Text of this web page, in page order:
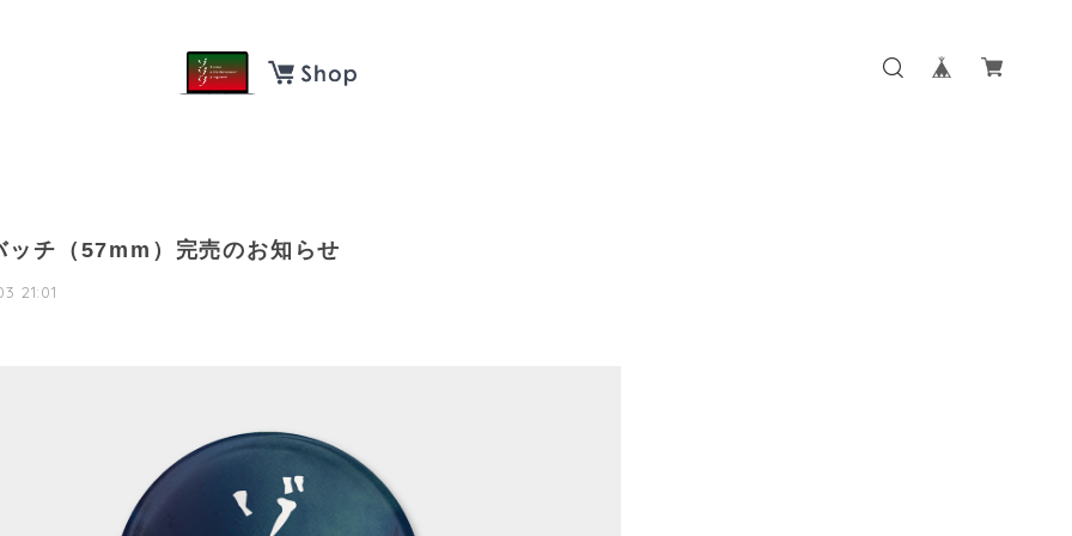
ッチ（57mm）完売のお知らせ
21:01